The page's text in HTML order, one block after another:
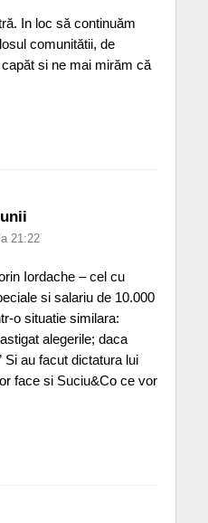
In loc să continuăm
comunitătii, de
si ne mai mirăm că
21:22
Iordache – cel cu
si salariu de 10.000
o situatie similara:
alegerile; daca
au facut dictatura lui
face si Suciu&Co ce vor